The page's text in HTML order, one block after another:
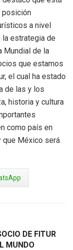
posición
a nivel
la estrategia de
Mundial de la
que estamos
el cual ha estado
de las y los
historia y cultura
como país en
que México será
DE FITUR
MUNDO